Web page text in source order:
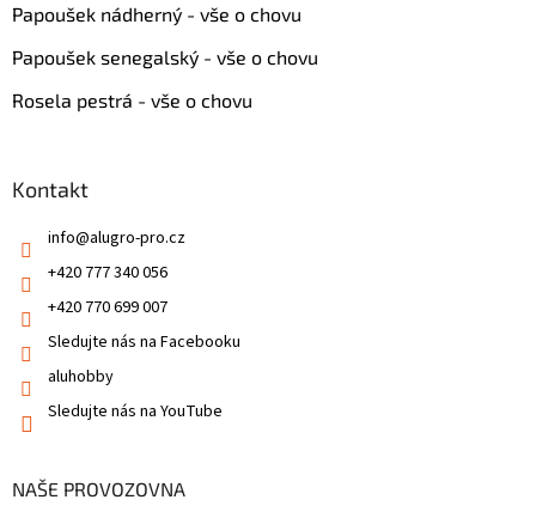
Papoušek nádherný - vše o chovu
Papoušek senegalský - vše o chovu
Rosela pestrá - vše o chovu
Kontakt
info@alugro-pro.cz
+420 777 340 056
+420 770 699 007
Sledujte nás na Facebooku
aluhobby
Sledujte nás na YouTube
NAŠE PROVOZOVNA